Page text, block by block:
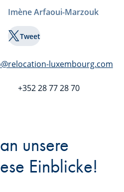
Imène Arfaoui-Marzouk
Tweet
luxembourg.com
+352 28 77 28 70
unsere
Einblicke!